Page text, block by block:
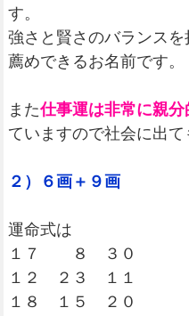
す。
強さと賢さのバランス
薦めできるお名前です。
また仕事運は非常に親
ていますので社会に出て
２）６画＋９画
運命式は
１７ ８ ３０
１２ ２３ １１
１８ １５ ２０